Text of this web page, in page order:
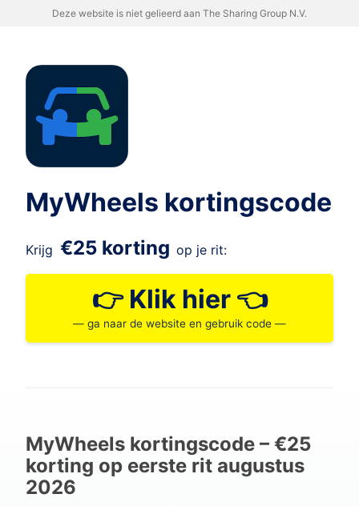
Deze website is niet gelieerd aan The Sharing Group N.V.
MyWheels kortingscode
Krijg €25 korting op je rit:
👉 Klik hier 👈
— ga naar de website en gebruik code —
MyWheels kortingscode – €25
korting op eerste rit augustus
2026